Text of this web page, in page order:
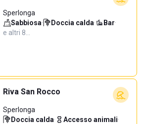
Sperlonga
Sabbiosa· Doccia calda· Bar·
e altri 8…
Riva San Rocco
Sperlonga
Doccia calda· Accesso animali·